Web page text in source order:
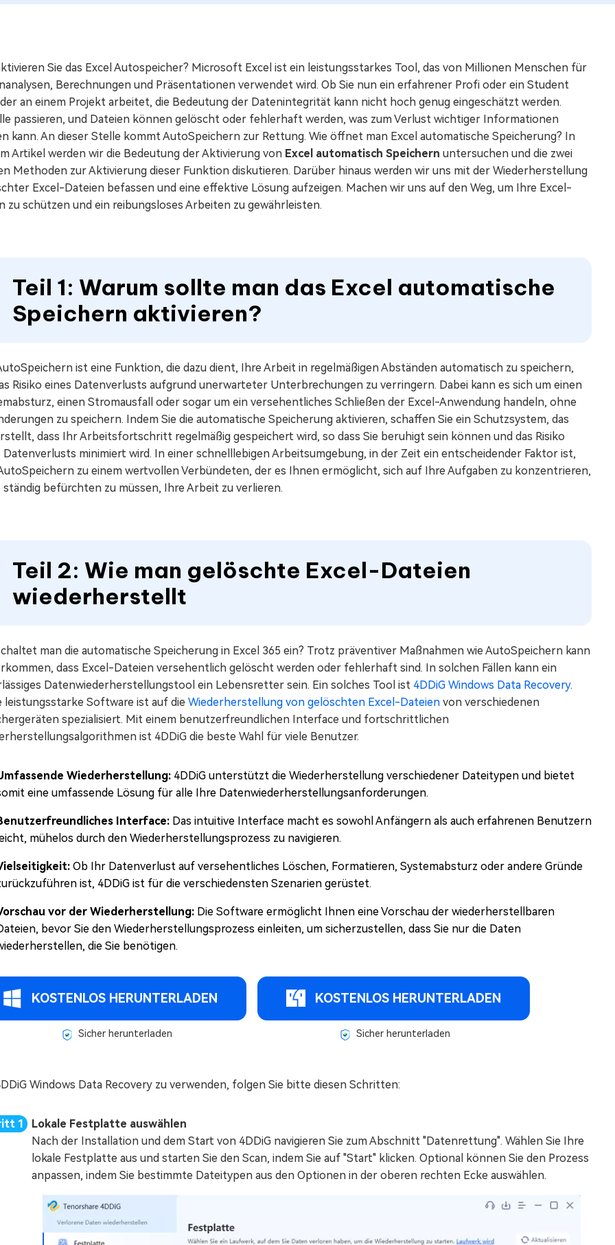
Sie das Excel Autospeicher? Microsoft Excel ist ein leistungsstarkes Tool, das von Millionen Menschen für
Berechnungen und Präsentationen verwendet wird. Ob Sie nun ein erfahrener Profi oder ein Student
an einem Projekt arbeitet, die Bedeutung der Datenintegrität kann nicht hoch genug eingeschätzt werden.
passieren, und Dateien können gelöscht oder fehlerhaft werden, was zum Verlust wichtiger Informationen
kann. An dieser Stelle kommt AutoSpeichern zur Rettung. Wie öffnet man Excel automatische Speicherung? In
Artikel werden wir die Bedeutung der Aktivierung von Excel automatisch Speichern untersuchen und die zwei
Methoden zur Aktivierung dieser Funktion diskutieren. Darüber hinaus werden wir uns mit der Wiederherstellung
Excel-Dateien befassen und eine effektive Lösung aufzeigen. Machen wir uns auf den Weg, um Ihre Excel-
zu schützen und ein reibungsloses Arbeiten zu gewährleisten.
Teil 1: Warum sollte man das Excel automatische
Speichern aktivieren?
ist eine Funktion, die dazu dient, Ihre Arbeit in regelmäßigen Abständen automatisch zu speichern,
Risiko eines Datenverlusts aufgrund unerwarteter Unterbrechungen zu verringern. Dabei kann es sich um einen
einen Stromausfall oder sogar um ein versehentliches Schließen der Excel-Anwendung handeln, ohne
zu speichern. Indem Sie die automatische Speicherung aktivieren, schaffen Sie ein Schutzsystem, das
dass Ihr Arbeitsfortschritt regelmäßig gespeichert wird, so dass Sie beruhigt sein können und das Risiko
Datenverlusts minimiert wird. In einer schnelllebigen Arbeitsumgebung, in der Zeit ein entscheidender Faktor ist,
zu einem wertvollen Verbündeten, der es Ihnen ermöglicht, sich auf Ihre Aufgaben zu konzentrieren,
ständig befürchten zu müssen, Ihre Arbeit zu verlieren.
Teil 2: Wie man gelöschte Excel-Dateien
wiederherstellt
man die automatische Speicherung in Excel 365 ein? Trotz präventiver Maßnahmen wie AutoSpeichern kann
dass Excel-Dateien versehentlich gelöscht werden oder fehlerhaft sind. In solchen Fällen kann ein
Datenwiederherstellungstool ein Lebensretter sein. Ein solches Tool ist 4DDiG Windows Data Recovery.
leistungsstarke Software ist auf die Wiederherstellung von gelöschten Excel-Dateien von verschiedenen
spezialisiert. Mit einem benutzerfreundlichen Interface und fortschrittlichen
ist 4DDiG die beste Wahl für viele Benutzer.
Wiederherstellung: 4DDiG unterstützt die Wiederherstellung verschiedener Dateitypen und bietet
eine umfassende Lösung für alle Ihre Datenwiederherstellungsanforderungen.
Interface: Das intuitive Interface macht es sowohl Anfängern als auch erfahrenen Benutzern
mühelos durch den Wiederherstellungsprozess zu navigieren.
Ob Ihr Datenverlust auf versehentliches Löschen, Formatieren, Systemabsturz oder andere Gründe
ist, 4DDiG ist für die verschiedensten Szenarien gerüstet.
vor der Wiederherstellung: Die Software ermöglicht Ihnen eine Vorschau der wiederherstellbaren
bevor Sie den Wiederherstellungsprozess einleiten, um sicherzustellen, dass Sie nur die Daten
die Sie benötigen.
KOSTENLOS HERUNTERLADEN
Sicher herunterladen
KOSTENLOS HERUNTERLADEN
Sicher herunterladen
Windows Data Recovery zu verwenden, folgen Sie bitte diesen Schritten:
Lokale Festplatte auswählen
Nach der Installation und dem Start von 4DDiG navigieren Sie zum Abschnitt "Datenrettung". Wählen Sie Ihre
lokale Festplatte aus und starten Sie den Scan, indem Sie auf "Start" klicken. Optional können Sie den Prozess
anpassen, indem Sie bestimmte Dateitypen aus den Optionen in der oberen rechten Ecke auswählen.